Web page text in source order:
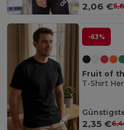
2,06 €
-63%
Fruit of
T-Shirt
2,35 €